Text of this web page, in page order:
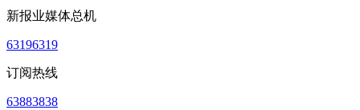
新报业媒体总机
63196319
订阅热线
63883838